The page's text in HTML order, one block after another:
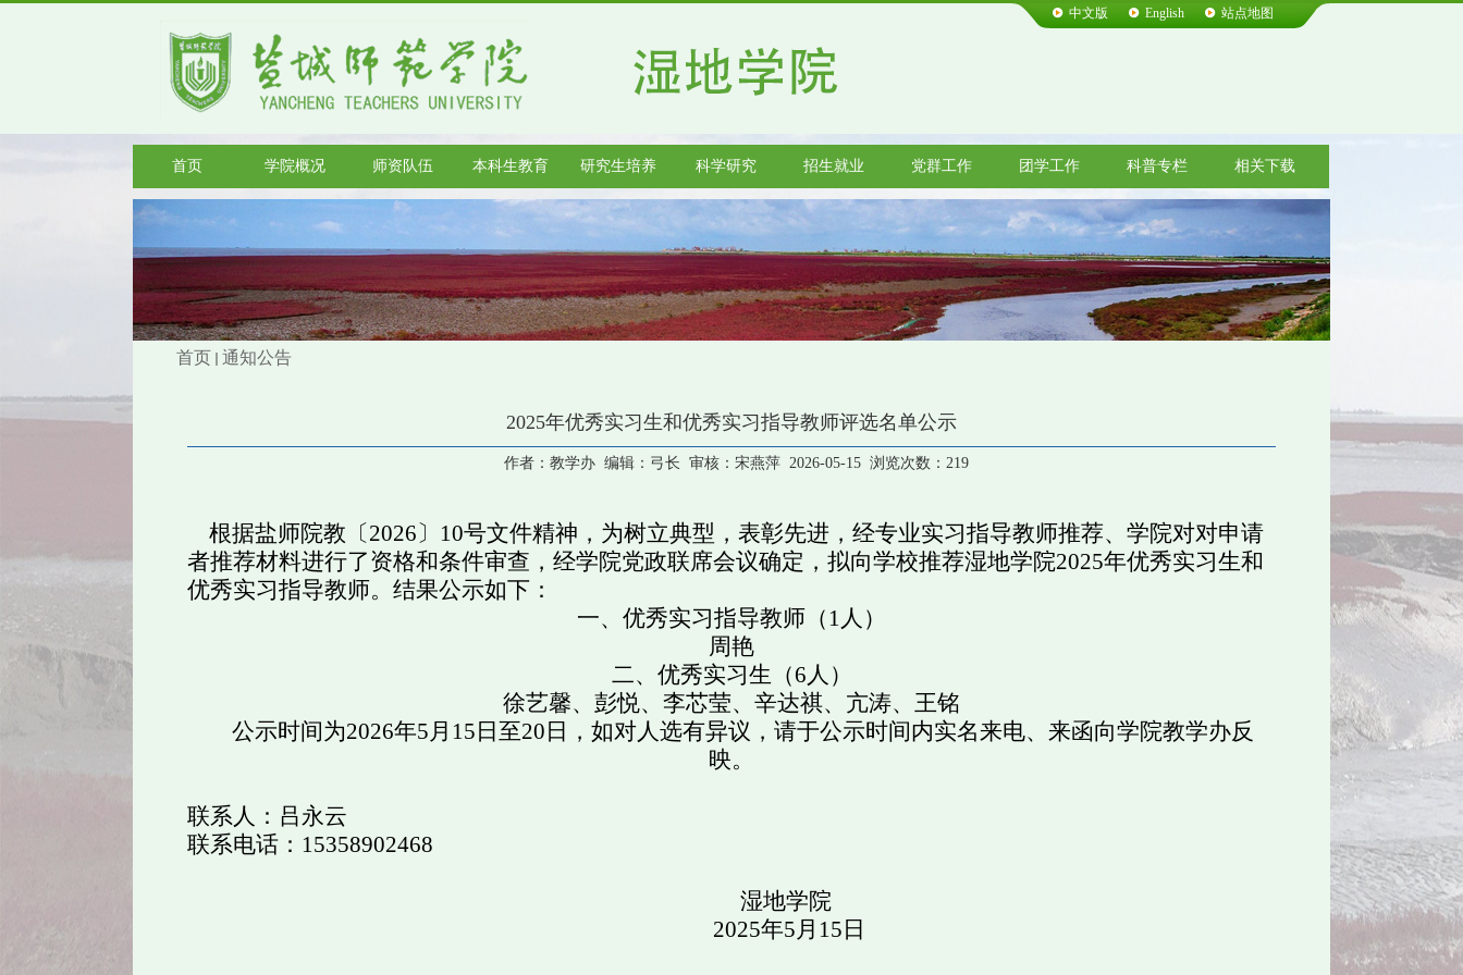
中文版 English 站点地图
首页 学院概况 师资队伍 本科生教育 研究生培养 科学研究 招生就业 党群工作 团学工作 科普专栏 相关下载
首页 通知公告
2025年优秀实习生和优秀实习指导教师评选名单公示
作者：教学办 编辑：弓长 审核：宋燕萍 2026-05-15 浏览次数： 219
根据盐师院教〔2026〕 10号文件精神，为树立典型，表彰先进，经专业实习指导教师推荐、学院对对申请
者推荐材料进行了资格和条件审查，经学院党政联席会议确定，拟向学校推荐湿地学院2025年优秀实习生和
优秀实习指导教师。结果公示如下：
一、优秀实习指导教师（ 1人）
周艳
二、优秀实习生（6人）
徐艺馨、彭悦、李芯莹、辛达祺、亢涛、王铭
公示时间为2026年5月 15 日至20 日，如对人选有异议，请于公示时间内实名来电、来函向学院教学办反
映。
联系人：吕永云
联系电话： 15358902468
湿地学院
2025年5月 15 日